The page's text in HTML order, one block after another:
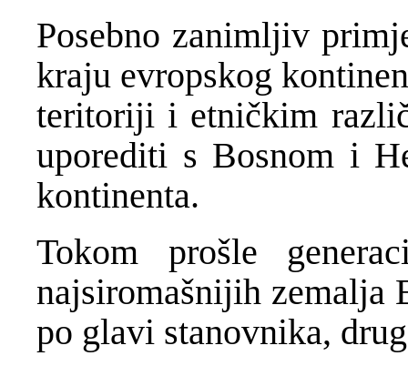
Posebno zanimljiv
kraju evropskog
teritoriji i etničkim
uporediti s Bosnom i
kontinenta.
Tokom prošle
najsiromašnijih zemalja
po glavi stanovnika,